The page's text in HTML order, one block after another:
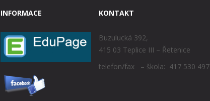
INFORMACE KONTAKT
Buzulucká 392,
415 03 Teplice III – Řetenice
telefon/fax – škola: 417 530 497